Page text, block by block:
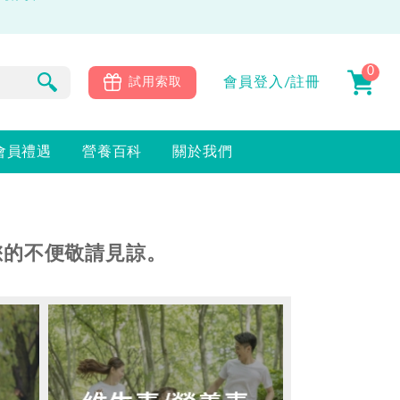
試用索取 會員登入/註冊
0
員禮遇 營養百科 關於我們
不便敬請見諒。